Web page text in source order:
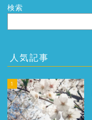
検索
人気記事
1